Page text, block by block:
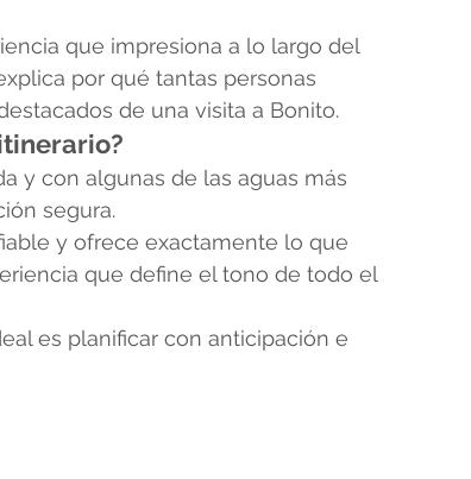
que impresiona a lo largo del
por qué tantas personas
de una visita a Bonito.
y con algunas de las aguas más
segura.
y ofrece exactamente lo que
que define el tono de todo el
es planificar con anticipación e